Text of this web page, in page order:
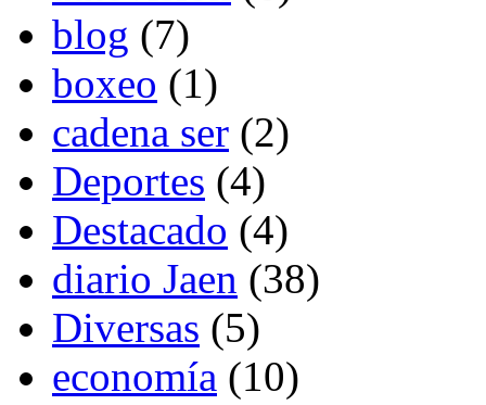
blog (7)
boxeo (1)
cadena ser (2)
Deportes (4)
Destacado (4)
diario Jaen (38)
Diversas (5)
economía (10)